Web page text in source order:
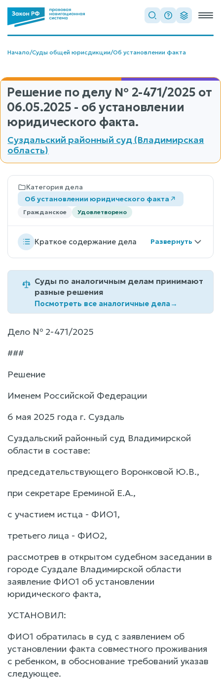
Начало/Суды общей юрисдикции/Об установлении факта
Решение по делу № 2-471/2025 от
06.05.2025 - об установлении
юридического факта.
Суздальский районный суд (Владимирская
область)
Категория дела
Об установлении юридического факта
Гражданское Удовлетворено
Краткое содержание дела
Суды по аналогичным делам принимают
разные решения
Посмотреть все аналогичные дела→
Дело № 2-471/2025
###
Решение
Именем Российской Федерации
6 мая 2025 года г. Суздаль
Суздальский районный суд Владимирской
области в составе:
председательствующего Воронковой Ю.В.,
при секретаре Ереминой Е.А.,
с участием истца - ФИО1,
третьего лица - ФИО2,
рассмотрев в открытом судебном заседании в
городе Суздале Владимирской области
заявление ФИО1 об установлении
юридического факта,
УСТАНОВИЛ:
ФИО1 обратилась в суд с заявлением об
установлении факта совместного проживания
с ребенком, в обоснование требований указав
следующее.